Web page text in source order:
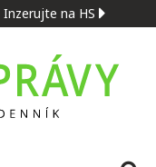
Inzerujte na HS